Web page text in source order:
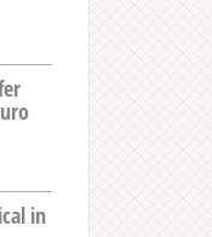
in